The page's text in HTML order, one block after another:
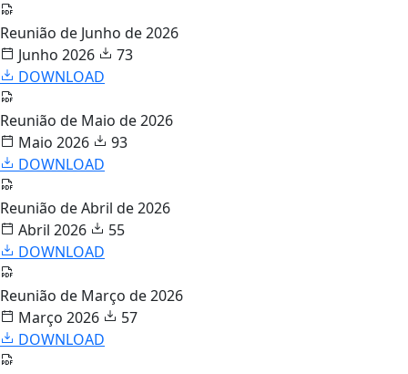
Reunião de Junho de 2026
Junho 2026
73
DOWNLOAD
Reunião de Maio de 2026
Maio 2026
93
DOWNLOAD
Reunião de Abril de 2026
Abril 2026
55
DOWNLOAD
Reunião de Março de 2026
Março 2026
57
DOWNLOAD